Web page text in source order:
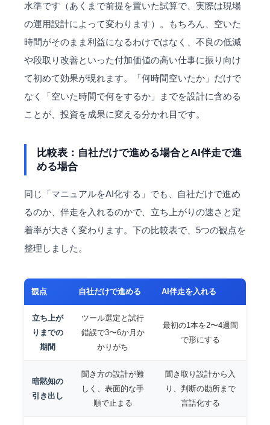
水準です（あくまで前提を置いた試算で、実際は現場
の運用設計によって変わります）。もちろん、空いた
時間がそのまま利益になるわけではなく、不良の低減
や段取り改善といった付加価値の高い仕事に振り向け
て初めて効果が現れます。「何時間空いたか」だけで
なく「空いた時間で何をするか」までを設計に含める
ことが、投資を成果に変える分かれ目です。
比較表：自社だけで進める場合とAI伴走で進
める場合
同じ「マニュアルをAI化する」でも、自社だけで進め
るのか、伴走を入れるのかで、立ち上がりの速さと定
着率が大きく変わります。下の比較表で、5つの観点を
整理しました。
観点 自社だけで進める AI伴走を入れる
立ち上が
りまでの
期間
ツール選定と試行
錯誤で3〜6か月か
かりがち
最初の1本を2〜4週間
で形にする
暗黙知の
引き出し
聞き方の設計が難
しく、表面的な手
順で止まる
聞き取り設計から入
り、判断の勘所まで
言語化する